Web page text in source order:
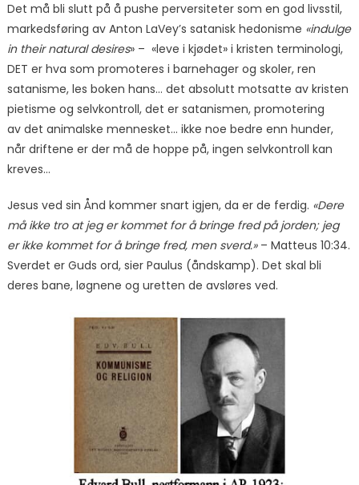
Det må bli slutt på å pushe perversiteter som en god livsstil,
markedsføring av Anton LaVey’s satanisk hedonisme «indulge
in their natural desires» – «leve i kjødet» i kristen terminologi,
DET er hva som promoteres i barnehager og skoler, ren
satanisme, les boken hans… det absolutt motsatte av kristen
pietisme og selvkontroll, det er satanismen, promotering
avdet animalske mennesket… ikke noe bedre enn hunder,
når driftene er der må de hoppe på, ingen selvkontroll kan
kreves…
Jesus ved sin Ånd kommer snart igjen, da er de ferdig. «Dere
må ikke tro at jeg er kommet for å bringe fred på jorden; jeg
er ikke kommet for å bringe fred, men sverd.»– Matteus 10:34.
Sverdet er Guds ord, sier Paulus (åndskamp). Det skal bli
deres bane, løgnene og uretten de avsløres ved.